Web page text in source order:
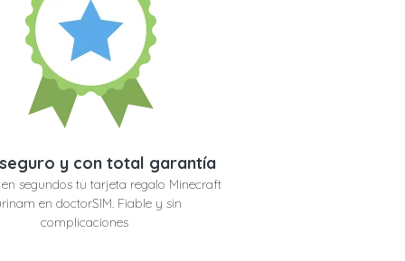
y con total garantía
segundos tu tarjeta regalo Minecraft
en doctorSIM. Fiable y sin
complicaciones